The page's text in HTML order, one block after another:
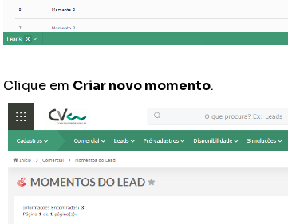
Clique em Criar novo momento.